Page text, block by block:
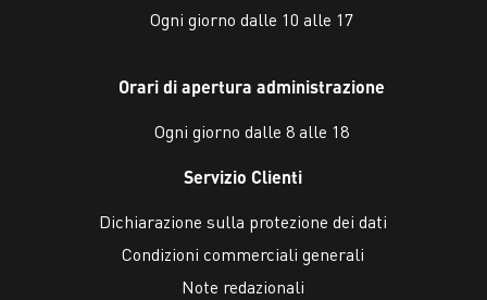
Ogni giorno dalle 10 alle 17
Orari di apertura administrazione
Ogni giorno dalle 8 alle 18
Servizio Clienti
Dichiarazione sulla protezione dei dati
Condizioni commerciali generali
Note redazionali